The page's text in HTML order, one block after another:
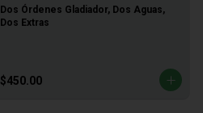
Dos Órdenes Gladiador, Dos Aguas,
Dos Extras
$450.00